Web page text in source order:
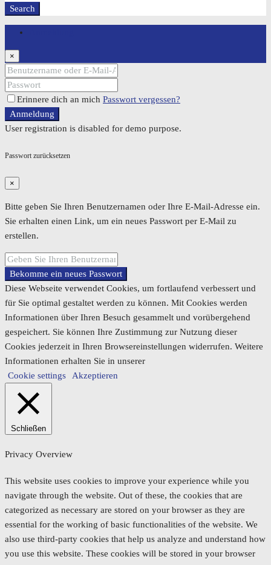
Search
×
Erinnere dich an mich Passwort vergessen?
Anmeldung
User registration is disabled for demo purpose.
Passwort zurücksetzen
×
Bitte geben Sie Ihren Benutzernamen oder Ihre E-Mail-Adresse ein.
Sie erhalten einen Link, um ein neues Passwort per E-Mail zu
erstellen.
Bekomme ein neues Passwort
Diese Webseite verwendet Cookies, um fortlaufend verbessert und
für Sie optimal gestaltet werden zu können. Mit Cookies werden
Informationen über Ihren Besuch gesammelt und vorübergehend
gespeichert. Sie können Ihre Zustimmung zur Nutzung dieser
Cookies jederzeit in Ihren Browsereinstellungen widerrufen. Weitere
Informationen erhalten Sie in unserer
Cookie settings
Akzeptieren
Schließen
Privacy Overview
This website uses cookies to improve your experience while you
navigate through the website. Out of these, the cookies that are
categorized as necessary are stored on your browser as they are
essential for the working of basic functionalities of the website. We
also use third-party cookies that help us analyze and understand how
you use this website. These cookies will be stored in your browser